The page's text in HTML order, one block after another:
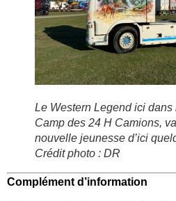
Le Western Legend ici dans
Camp des 24 H Camions,
nouvelle jeunesse d’ici
Crédit photo : DR
Complément d’information